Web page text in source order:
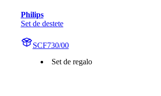
Philips
Set de destete
SCF730/00
Set de regalo